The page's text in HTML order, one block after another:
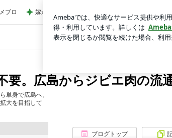
| 後戻り不要。広島からジビエ肉の流通拡大へ
HOME
ブロ 嫁が働いていたらという無駄な妄想
要。広島からジビエ肉の流
単身で広島へ。
大を目指して
ブログトップ